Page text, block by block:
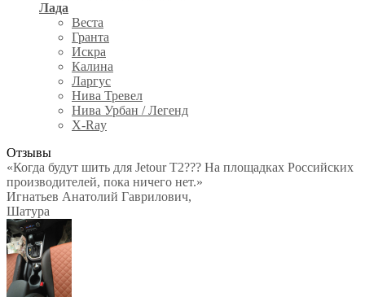
Лада
Веста
Гранта
Искра
Калина
Ларгус
Нива Тревел
Нива Урбан / Легенд
X-Ray
Отзывы
«Когда будут шить для Jetour T2??? На площадках Российских
производителей, пока ничего нет.»
Игнатьев Анатолий Гаврилович,
Шатура